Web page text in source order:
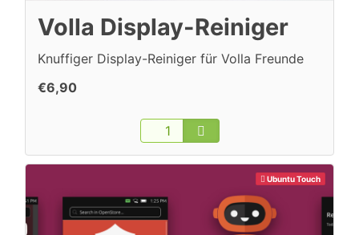
Volla Display-Reiniger
Knuffiger Display-Reiniger für Volla Freunde
€6,90
Ubuntu Touch